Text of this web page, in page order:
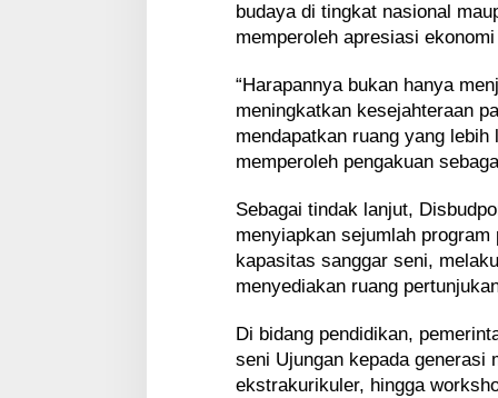
budaya di tingkat nasional
memperoleh apresiasi
“Harapannya bukan hanya
meningkatkan kesejahteraan
mendapatkan ruang yang
memperoleh pengakuan
Sebagai tindak lanjut,
menyiapkan sejumlah
kapasitas sanggar seni,
menyediakan ruang
Di bidang pendidikan,
seni Ujungan kepada generasi
ekstrakurikuler, hingga